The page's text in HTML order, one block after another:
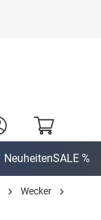
NeuheitenSALE %
Wecker